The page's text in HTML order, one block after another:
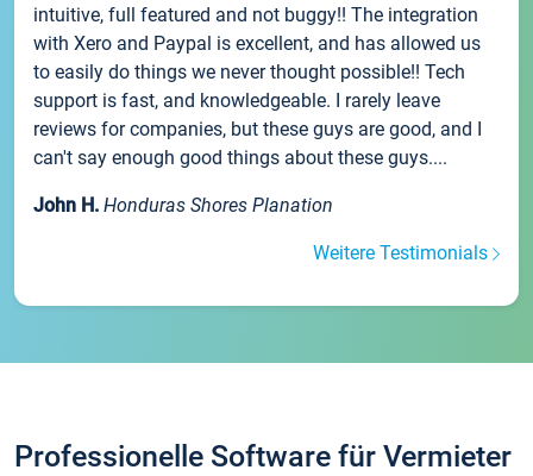
intuitive, full featured and not buggy!! The integration
with Xero and Paypal is excellent, and has allowed us
to easily do things we never thought possible!! Tech
support is fast, and knowledgeable. I rarely leave
reviews for companies, but these guys are good, and I
can't say enough good things about these guys....
John H. Honduras Shores Planation
Weitere Testimonials
Professionelle Software für Vermieter